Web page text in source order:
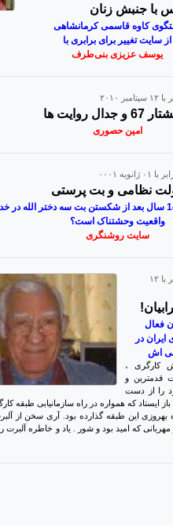
با جنبش زنان
کاوه قاسمی کرمانشاهی
از سایت تغییر برای برابری با
یوسف عزیزی بنی‌طرف
67 و جدال روایت ها
امین حصوری
نظامی و بت پرستی
بازگشت «جاهليت»، 1400 سال بعد از شکستن بت سه دختر الله
واقعيت وحشتناک است؟
سایت روشنگری
يكشنبه ۲۱ شهريور ۱۳۸۹ برابر با ۱۲
فعال
در
اش
83 ، جنبش کارگری ،
قدمترین و
را از دست
ایستاد که همواره در راه سازمانیابی طبقه
بهروزی این طبقه گذارده بود. آری سخن از
که امید بود و شور . یاد و خاطره آلبرت